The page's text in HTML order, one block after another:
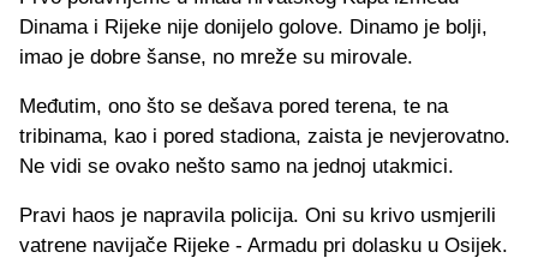
Dinama i Rijeke nije donijelo golove. Dinamo je bolji,
imao je dobre šanse, no mreže su mirovale.
Međutim, ono što se dešava pored terena, te na
tribinama, kao i pored stadiona, zaista je nevjerovatno.
Ne vidi se ovako nešto samo na jednoj utakmici.
Pravi haos je napravila policija. Oni su krivo usmjerili
vatrene navijače Rijeke - Armadu pri dolasku u Osijek.